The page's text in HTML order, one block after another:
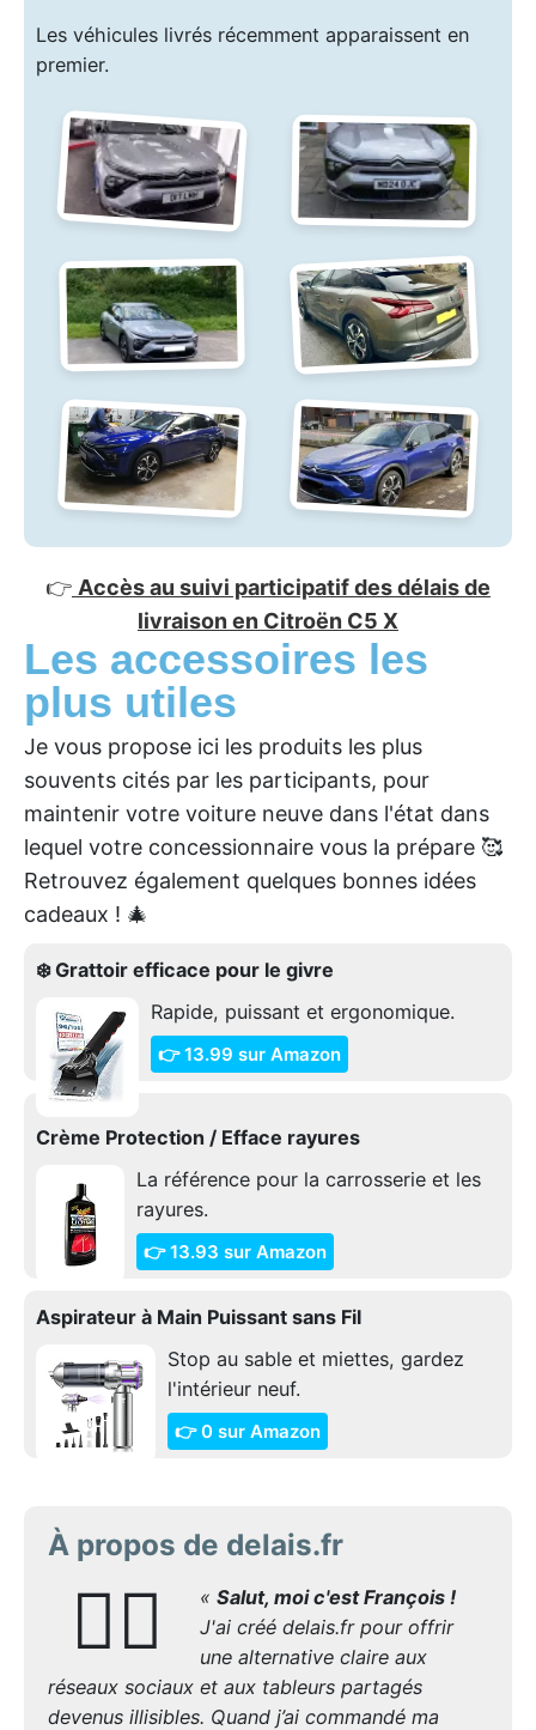
Les véhicules livrés récemment apparaissent en
premier.
👉 Accès au suivi participatif des délais de
livraison en Citroën C5 X
Les accessoires les
plus utiles
Je vous propose ici les produits les plus
souvents cités par les participants, pour
maintenir votre voiture neuve dans l'état dans
lequel votre concessionnaire vous la prépare 🥰
Retrouvez également quelques bonnes idées
cadeaux ! 🎄
❄️ Grattoir efficace pour le givre
Rapide, puissant et ergonomique.
👉 13.99 sur Amazon
Crème Protection / Efface rayures
La référence pour la carrosserie et les
rayures.
👉 13.93 sur Amazon
Aspirateur à Main Puissant sans Fil
Stop au sable et miettes, gardez
l'intérieur neuf.
👉 0 sur Amazon
À propos de delais.fr
🙋‍♂️ « Salut, moi c'est François !
J'ai créé delais.fr pour offrir
une alternative claire aux
réseaux sociaux et aux tableurs partagés
devenus illisibles. Quand j’ai commandé ma